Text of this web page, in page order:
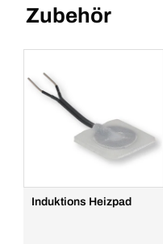
Zubehör
Induktions Heizpad